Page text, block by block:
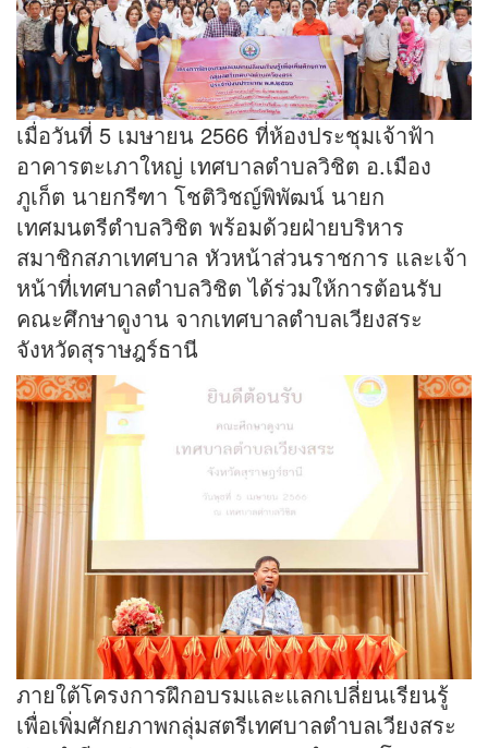
เมื่อวันที่ 5 เมษายน 2566 ที่ห้องประชุมเจ้าฟ้า
อาคารตะเภาใหญ่ เทศบาลตำบลวิชิต อ.เมือง
ภูเก็ต นายกรีฑา โชติวิชญ์พิพัฒน์ นายก
เทศมนตรีตำบลวิชิต พร้อมด้วยฝ่ายบริหาร
สมาชิกสภาเทศบาล หัวหน้าส่วนราชการ และเจ้า
หน้าที่เทศบาลตำบลวิชิต ได้ร่วมให้การต้อนรับ
คณะศึกษาดูงาน จากเทศบาลตำบลเวียงสระ
จังหวัดสุราษฎร์ธานี
ภายใต้โครงการฝึกอบรมและแลกเปลี่ยนเรียนรู้
เพื่อเพิ่มศักยภาพกลุ่มสตรีเทศบาลตำบลเวียงสระ